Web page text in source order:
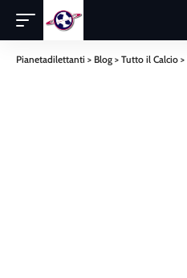
Pianetadilettanti > Blog > Tutto il Calcio >